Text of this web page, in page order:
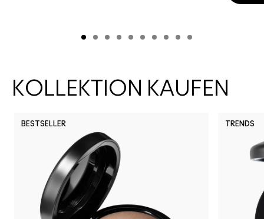
KOLLEKTION KAUFEN
BESTSELLER TRENDS